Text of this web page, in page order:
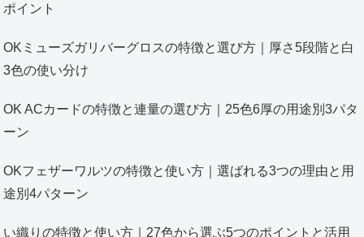
ポイント
OKミューズガリバーグロスの特徴と選び方｜厚さ5段階と白
3色の使い分け
OK ACカードの特徴と連量の選び方｜25色6厚の用途別3パタ
ーン
OKフェザーワルツの特徴と使い方｜選ばれる3つの理由と用
途別4パターン
い織りの特徴と使い方｜27色から選ぶ5つのポイントと活用